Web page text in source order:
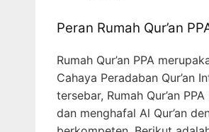
Peran Rumah Qur’an
Rumah Qur’an PPA
Cahaya Peradaban Qur’an
tersebar, Rumah Qur’an
dan menghafal Al Qur’an